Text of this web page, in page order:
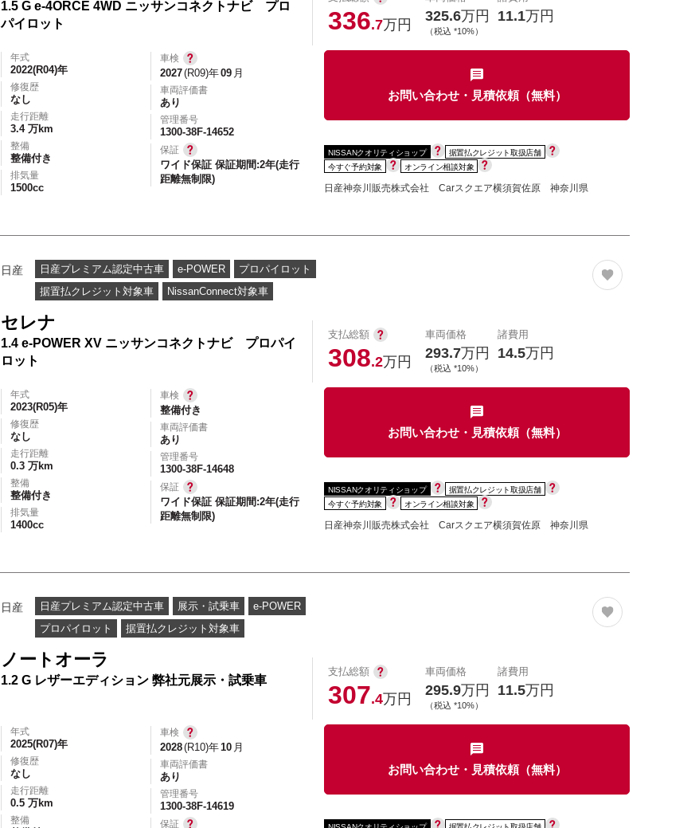
1.5 G e-4ORCE 4WD ニッサンコネクトナビ プロ
パイロット
336.7万円
325.6万円
（税込 *10%）
11.1万円
年式
2022(R04)年
修復歴
なし
走行距離
3.4 万km
整備
整備付き
排気量
1500cc
車検
2027(R09)年09 月
車両評価書
あり
管理番号
1300-38F-14652
保証
ワイド保証 保証期間:2年(走行
距離無制限)
お問い合わせ・見積依頼（無料）
NISSANクオリティショップ
据置払クレジット取扱店舗
今すぐ予約対象
オンライン相談対象
日産神奈川販売株式会社 Carスクエア横須賀佐原 神奈川県
日産 日産プレミアム認定中古車 e-POWER
プロパイロット
据置払クレジット対象車
NissanConnect対象車
セレナ
1.4 e-POWER XV ニッサンコネクトナビ プロパイ
ロット
支払総額
308.2万円
車両価格
293.7万円
（税込 *10%）
諸費用
14.5万円
年式
2023(R05)年
修復歴
なし
走行距離
0.3 万km
整備
整備付き
排気量
1400cc
車検
整備付き
車両評価書
あり
管理番号
1300-38F-14648
保証
ワイド保証 保証期間:2年(走行
距離無制限)
お問い合わせ・見積依頼（無料）
NISSANクオリティショップ
据置払クレジット取扱店舗
今すぐ予約対象
オンライン相談対象
日産神奈川販売株式会社 Carスクエア横須賀佐原 神奈川県
日産 日産プレミアム認定中古車 展示・試乗車
e-POWER
プロパイロット
据置払クレジット対象車
ノートオーラ
1.2 G レザーエディション 弊社元展示・試乗車
支払総額
307.4万円
車両価格
295.9万円
（税込 *10%）
諸費用
11.5万円
年式
2025(R07)年
修復歴
なし
走行距離
0.5 万km
整備
車検
2028(R10)年10 月
車両評価書
あり
管理番号
1300-38F-14619
保証
お問い合わせ・見積依頼（無料）